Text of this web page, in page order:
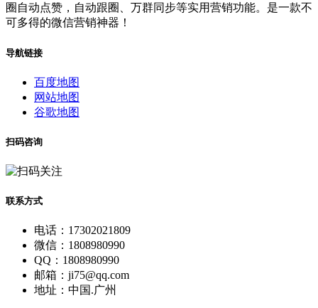
圈自动点赞，自动跟圈、万群同步等实用营销功能。是一款不
可多得的微信营销神器！
导航链接
百度地图
网站地图
谷歌地图
扫码咨询
联系方式
电话：17302021809
微信：1808980990
QQ：1808980990
邮箱：ji75@qq.com
地址：中国.广州